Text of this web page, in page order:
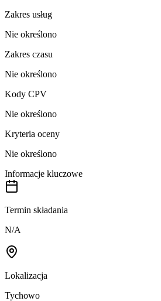
Zakres usług
Nie określono
Zakres czasu
Nie określono
Kody CPV
Nie określono
Kryteria oceny
Nie określono
Informacje kluczowe
Termin składania
N/A
Lokalizacja
Tychowo